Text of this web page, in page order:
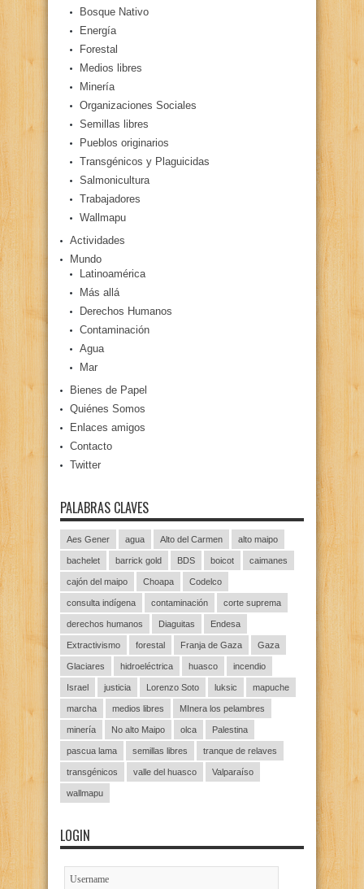
Bosque Nativo
Energía
Forestal
Medios libres
Minería
Organizaciones Sociales
Semillas libres
Pueblos originarios
Transgénicos y Plaguicidas
Salmonicultura
Trabajadores
Wallmapu
Actividades
Mundo
Latinoamérica
Más allá
Derechos Humanos
Contaminación
Agua
Mar
Bienes de Papel
Quiénes Somos
Enlaces amigos
Contacto
Twitter
PALABRAS CLAVES
Aes Gener agua Alto del Carmen alto maipo
bachelet barrick gold BDS boicot caimanes
cajón del maipo Choapa Codelco
consulta indígena contaminación corte suprema
derechos humanos Diaguitas Endesa
Extractivismo forestal Franja de Gaza Gaza
Glaciares hidroeléctrica huasco incendio
Israel justicia Lorenzo Soto luksic mapuche
marcha medios libres MInera los pelambres
minería No alto Maipo olca Palestina
pascua lama semillas libres tranque de relaves
transgénicos valle del huasco Valparaíso
wallmapu
LOGIN